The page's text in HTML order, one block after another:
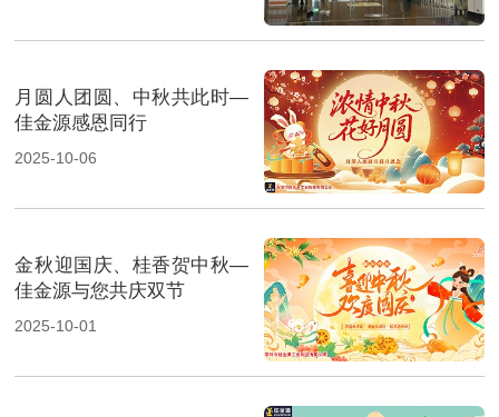
月圆人团圆、中秋共此时—
佳金源感恩同行
2025-10-06
金秋迎国庆、桂香贺中秋—
佳金源与您共庆双节
2025-10-01